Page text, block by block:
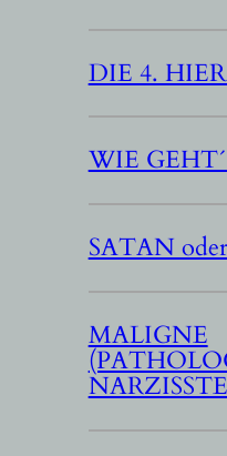
DIE 4.
WIE
SATAN
MALIGNE